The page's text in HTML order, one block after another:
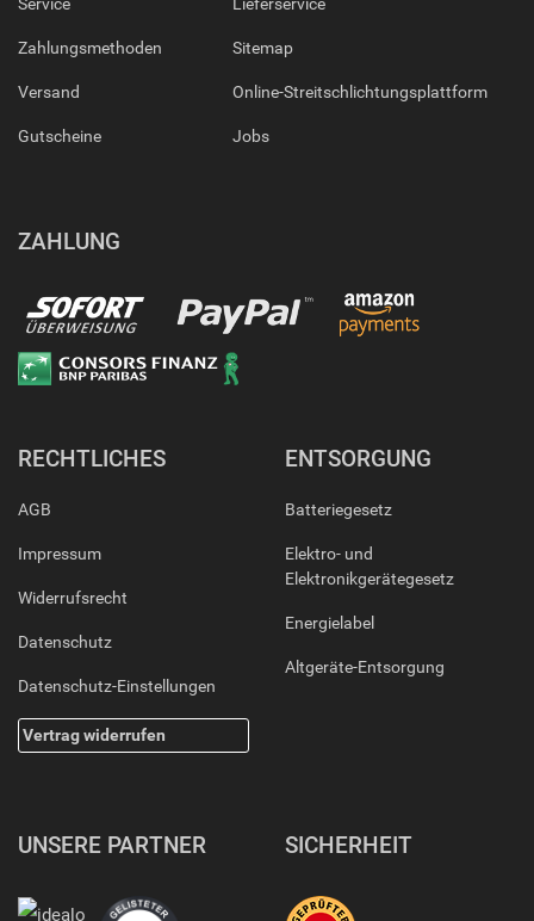
Zahlungsmethoden
Versand
Gutscheine
Sitemap
Online-Streitschlichtungsplattform
Jobs
ZAHLUNG
RECHTLICHES
AGB
Impressum
Widerrufsrecht
Datenschutz
Datenschutz-Einstellungen
Vertrag widerrufen
ENTSORGUNG
Batteriegesetz
Elektro- und
Elektronikgerätegesetz
Energielabel
Altgeräte-Entsorgung
UNSERE PARTNER SICHERHEIT